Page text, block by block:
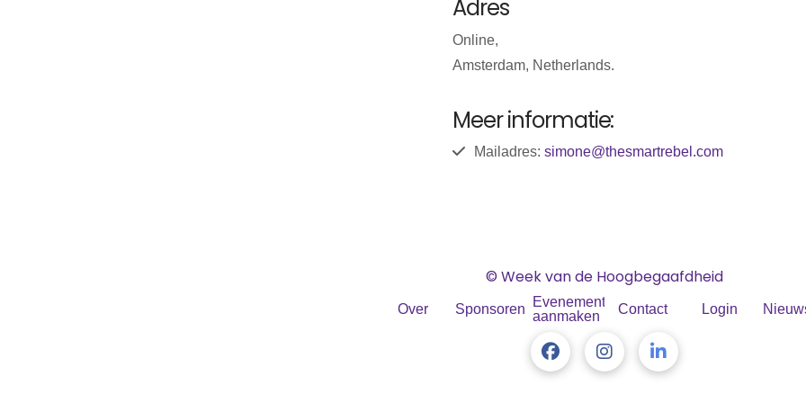
Adres
Online,
Amsterdam, Netherlands.
Meer informatie:
Mailadres:simone@thesmartrebel.com
© Week van de Hoogbegaafdheid
Over Sponsoren
Evenement
aanmaken
Contact Login